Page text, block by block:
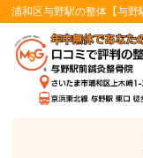
浦和区与野駅の整体【与野